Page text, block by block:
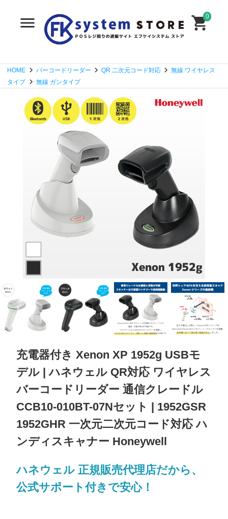
0
HOME バーコードリーダー QR 二次元コード対応
無線 ワイヤレス
タイプ
無線 ガンタイプ
充電器付き Xenon XP 1952g USBモ
デル | ハネウェル QR対応 ワイヤレス
バーコードリーダー 通信クレードル
CCB10-010BT-07Nセット | 1952GSR
1952GHR 一次元二次元コード対応 ハ
ンディスキャナー Honeywell
ハネウェル 正規販売代理店だから、
公式サポート付きで安心！